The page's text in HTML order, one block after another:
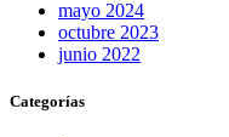
mayo 2024
octubre 2023
junio 2022
Categorías